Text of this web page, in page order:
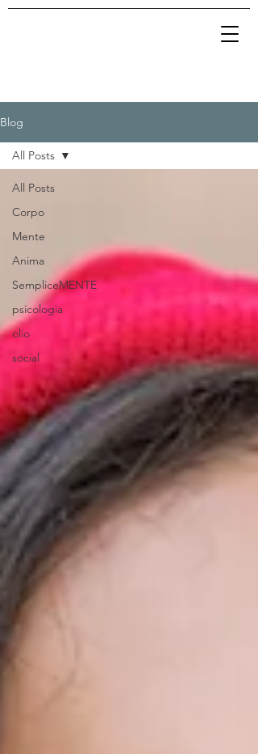
Blog
All Posts
Corpo
Mente
Anima
SempliceMENTE
psicologia
olio
social
All Posts